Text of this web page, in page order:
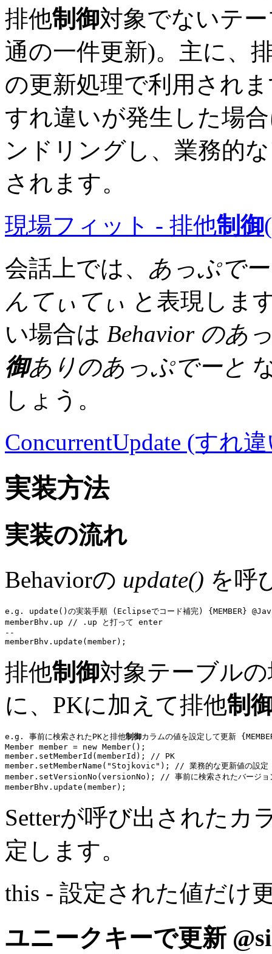
排他制御対象でないテ
通の一件更新)。主に、
の更新処理で利用され
すれ違いが発生した場
ンドリングし、業務的
されます。
現場フィット - 排他制御
会話上では、 あっぷで
んてぃてぃ と表現しま
い場合は Behavior のあ
御ありのあっぷでーと
しょう。
ConcurrentUpdate (すれ
実装方法
実装の流れ
Behaviorの update() を呼
e.g. update()の実装手順 (Eclipseでコード補完) {MEMBER}
memberBhv .up
// .up と打って enter
memberBhv . update
排他制御対象テーブル
に、PKに加えて排他制
e.g. 事前に検索されたPKと排他制御カラムの値を設定して更新
Member member = new Member();
member. setMemberId (memberId);
// PK
member.setMemberName( "Stojkovic" );
// 業務的な更新値の設定
member. setVersionNo (versionNo);
// 事前に検索されたバージョ
memberBhv
Setterが呼び出されたカ
定します。
this - 設定された値だけ
ユニークキーで更新